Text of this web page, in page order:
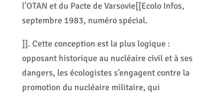
l’OTAN et du Pacte de Varsovie[[Ecolo Infos,
septembre 1983, numéro spécial.
]]. Cette conception est la plus logique :
opposant historique au nucléaire civil et à ses
dangers, les écologistes s’engagent contre la
promotion du nucléaire militaire, qui